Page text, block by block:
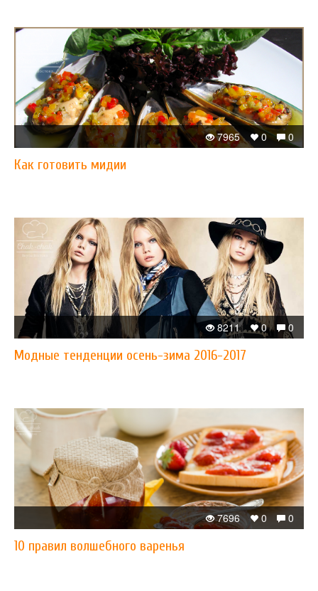
0
0
7965
Как готовить мидии
0
0
8211
Модные тенденции осень-зима 2016-2017
0
0
7696
10 правил волшебного варенья